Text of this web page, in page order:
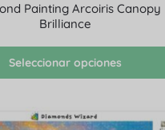
Painting Arcoiris Canopy
Brilliance
Seleccionar opciones